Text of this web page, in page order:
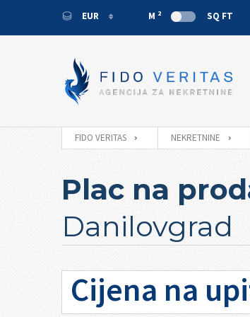
EUR
EUR
RUB
M 2 SQ FT
FIDO VERITAS NEKRETNINE
Plac na
Danilovgrad
Cijena na